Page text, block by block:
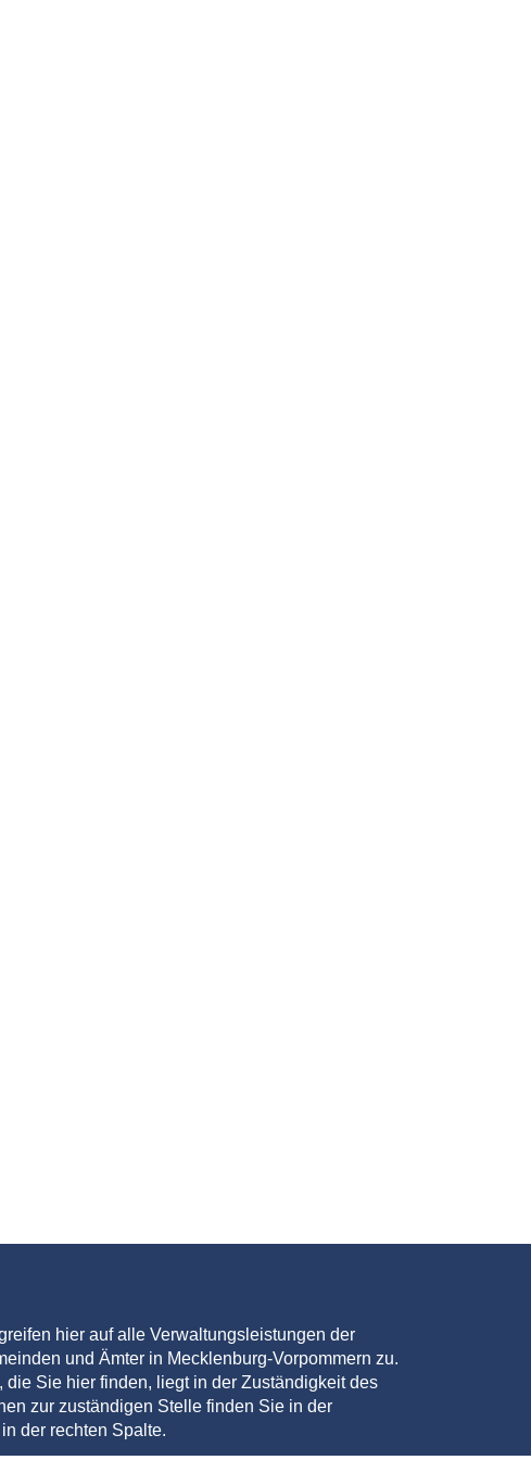
hier auf alle Verwaltungsleistungen der
und Ämter in Mecklenburg-Vorpommern zu.
die Sie hier finden, liegt in der Zuständigkeit des
zur zuständigen Stelle finden Sie in der
der rechten Spalte.